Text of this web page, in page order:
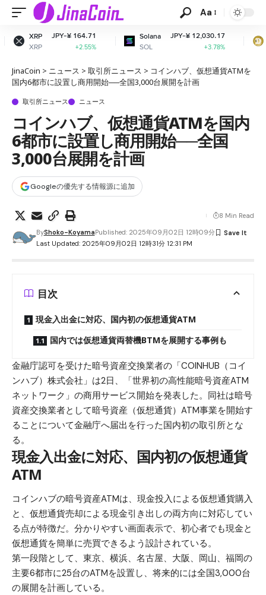
Aa
164.71
+2.55%
Solana
SOL
JPY-¥ 12,030.17
+3.78%
Dogecoin
DOGE
JPY-
JinaCoin > ニュース > 取引所ニュース > コインハブ、仮想通貨ATMを
国内6都市に設置し商用開始──全国3,000台展開を計画
取引所ニュース ニュース
コインハブ、仮想通貨ATMを国内
6都市に設置し商用開始──全国
3,000台展開を計画
Googleの優先する情報源に追加
Last Updated: 2025年09月02日 12時31分 12:31 PM
ByShoko-KoyamaPublished: 2025年09月02日 12時09分
8 Min Read
目次
現金入出金に対応、国内初の仮想通貨ATM
国内では仮想通貨両替機BTMを展開する事例も
金融庁認可を受けた暗号資産交換業者の「COINHUB（コイ
ンハブ）株式会社」は2日、「世界初の高性能暗号資産ATM
ネットワーク」の商用サービス開始を発表した。同社は暗号
資産交換業者として暗号資産（仮想通貨）ATM事業を開始す
ることについて金融庁へ届出を行った国内初の取引所とな
る。
現金入出金に対応、国内初の仮想通貨
ATM
コインハブの暗号資産ATMは、現金投入による仮想通貨購入
と、仮想通貨売却による現金引き出しの両方向に対応してい
る点が特徴だ。分かりやすい画面表示で、初心者でも現金と
仮想通貨を簡単に売買できるよう設計されている。
第一段階として、東京、横浜、名古屋、大阪、岡山、福岡の
主要6都市に25台のATMを設置し、将来的には全国3,000台
の展開を計画している。